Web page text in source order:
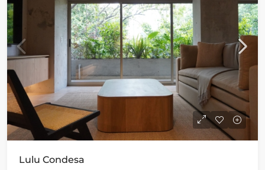
Lulu Condesa